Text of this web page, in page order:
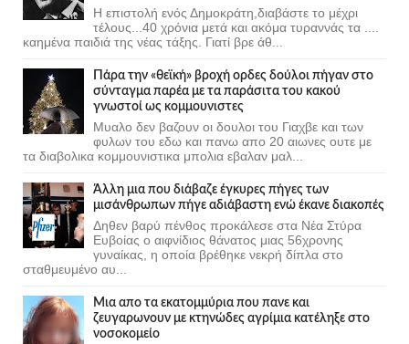
Η επιστολή ενός Δημοκράτη,διαβάστε το μέχρι
τέλους...40 χρόνια μετά και ακόμα τυραννάς τα ....
καημένα παιδιά της νέας τάξης. Γιατί βρε άθ...
Πάρα την «θεϊκή» βροχή ορδες δούλοι πήγαν στο
σύνταγμα παρέα με τα παράσιτα του κακού
γνωστοί ως κομμουνιστες
Μυαλο δεν βαζουν οι δουλοι του Γιαχβε και των
φυλων του εδω και πανω απο 20 αιωνες ουτε με
τα διαβολικα κομμουνιστικα μπολια εβαλαν μαλ...
Άλλη μια που διάβαζε έγκυρες πήγες των
μισάνθρωπων πήγε αδιάβαστη ενώ έκανε διακοπές
Δηθεν βαρύ πένθος προκάλεσε στα Νέα Στύρα
Ευβοίας ο αιφνίδιος θάνατος μιας 56χρονης
γυναίκας, η οποία βρέθηκε νεκρή δίπλα στο
σταθμευμένο αυ...
Μια απο τα εκατομμύρια που πανε και
ζευγαρωνουν με κτηνώδες αγρίμια κατέληξε στο
νοσοκομείο